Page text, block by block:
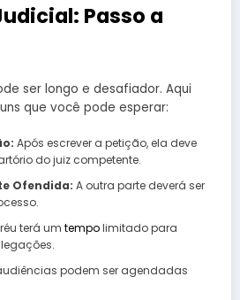
Passo a
ser longo e desafiador. Aqui
que você pode esperar:
Após escrever a petição, ela deve
do juiz competente.
Ofendida: A outra parte deverá ser
terá um tempolimitado para
podem ser agendadas